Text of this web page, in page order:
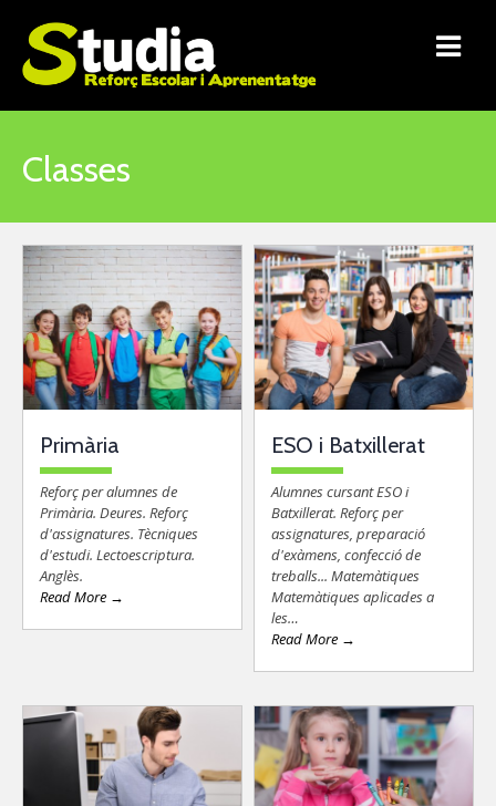
content
Classes
Primària
Reforç per alumnes de
Primària. Deures. Reforç
d'assignatures. Tècniques
d'estudi. Lectoescriptura.
Anglès.
Read More →
ESO i Batxillerat
Alumnes cursant ESO i
Batxillerat. Reforç per
assignatures, preparació
d'exàmens, confecció de
treballs... Matemàtiques
Matemàtiques aplicades a
les…
Read More →